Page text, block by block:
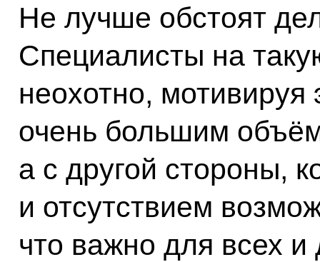
Не лучше обстоят
Специалисты на
неохотно, мотивируя
очень большим
а с другой стороны,
и отсутствием
что важно для всех